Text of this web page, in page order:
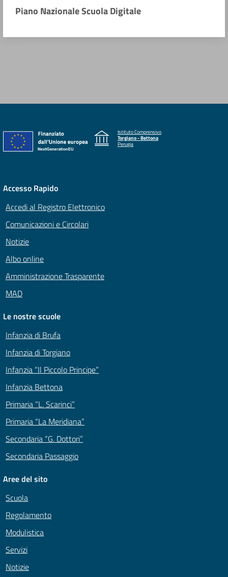
Piano Nazionale Scuola Digitale
Istituto Comprensivo
Torgiano - Bettona
Perugia
Accesso Rapido
Accedi al Registro Elettronico
Comunicazioni e Circolari
Notizie
Albo online
Amministrazione Trasparente
MAD
Le nostre scuole
Infanzia di Brufa
Infanzia di Torgiano
Infanzia “Il Piccolo Principe”
Infanzia Bettona
Primaria “L. Scarinci”
Primaria “La Meridiana”
Secondaria “G. Dottori”
Secondaria Passaggio
Aree del sito
Scuola
Regolamento
Modulistica
Servizi
Notizie